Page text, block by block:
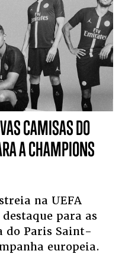
CAMISAS DO
A CHAMPIONS
na UEFA
para as
do Paris Saint-
europeia.